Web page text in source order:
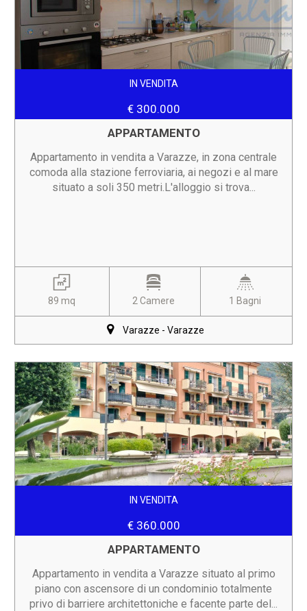
IN VENDITA
€ 300.000
APPARTAMENTO
Appartamento in vendita a Varazze, in zona centrale
comoda alla stazione ferroviaria, ai negozi e al mare
situato a soli 350 metri.L'alloggio si trova...
89 mq 2 Camere 1 Bagni
Varazze - Varazze
IN VENDITA
€ 360.000
APPARTAMENTO
Appartamento in vendita a Varazze situato al primo
piano con ascensore di un condominio totalmente
privo di barriere architettoniche e facente parte del...